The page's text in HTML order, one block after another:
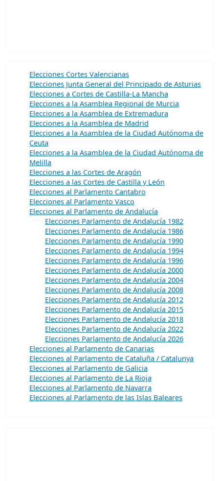
Elecciones Cortes Valencianas
Elecciones Junta General del Principado de Asturias
Elecciones a Cortes de Castilla-La Mancha
Elecciones a la Asamblea Regional de Murcia
Elecciones a la Asamblea de Extremadura
Elecciones a la Asamblea de Madrid
Elecciones a la Asamblea de la Ciudad Autónoma de
Ceuta
Elecciones a la Asamblea de la Ciudad Autónoma de
Melilla
Elecciones a las Cortes de Aragón
Elecciones a las Cortes de Castilla y León
Elecciones al Parlamento Cantabro
Elecciones al Parlamento Vasco
Elecciones al Parlamento de Andalucía
Elecciones Parlamento de Andalucía 1982
Elecciones Parlamento de Andalucía 1986
Elecciones Parlamento de Andalucía 1990
Elecciones Parlamento de Andalucía 1994
Elecciones Parlamento de Andalucía 1996
Elecciones Parlamento de Andalucía 2000
Elecciones Parlamento de Andalucía 2004
Elecciones Parlamento de Andalucía 2008
Elecciones Parlamento de Andalucía 2012
Elecciones Parlamento de Andalucía 2015
Elecciones Parlamento de Andalucía 2018
Elecciones Parlamento de Andalucía 2022
Elecciones Parlamento de Andalucía 2026
Elecciones al Parlamento de Canarias
Elecciones al Parlamento de Cataluña / Catalunya
Elecciones al Parlamento de Galicia
Elecciones al Parlamento de La Rioja
Elecciones al Parlamento de Navarra
Elecciones al Parlamento de las Islas Baleares